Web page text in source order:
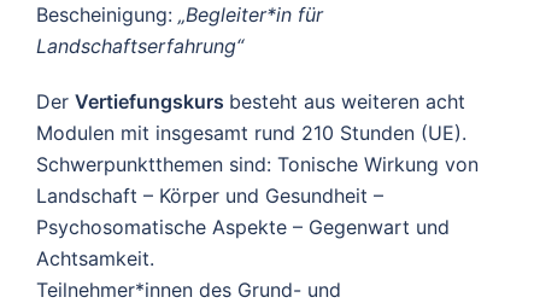
Bescheinigung: „Begleiter*in für
Landschaftserfahrung“
Der Vertiefungskurs besteht aus weiteren acht
Modulen mit insgesamt rund 210 Stunden (UE).
Schwerpunktthemen sind: Tonische Wirkung von
Landschaft – Körper und Gesundheit –
Psychosomatische Aspekte – Gegenwart und
Achtsamkeit.
Teilnehmer*innen des Grund- und